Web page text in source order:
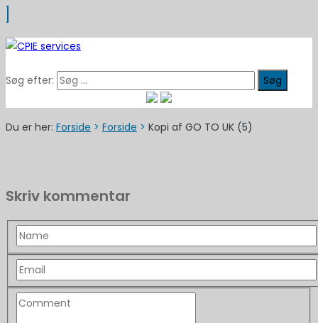
Søg efter:
Du er her: Forside > Forside > Kopi af GO TO UK (5)
Skriv kommentar